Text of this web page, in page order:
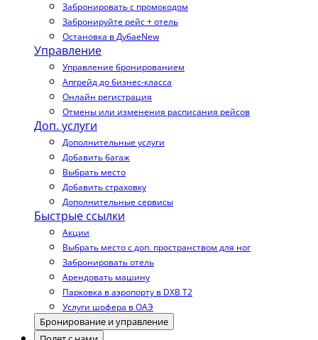
Забронировать с промокодом
Забронируйте рейс + отель
Остановка в ДубаеNew
Управление
Управление бронированием
Апгрейд до бизнес-класса
Онлайн регистрация
Отмены или изменения расписания рейсов
Доп. услуги
Дополнительные услуги
Добавить багаж
Выбрать место
Добавить страховку
Дополнительные сервисы
Быстрые ссылки
Акции
Выбрать место с доп. пространством для ног
Забронировать отель
Арендовать машину
Парковка в аэропорту в DXB T2
Услуги шофера в ОАЭ
Бронирование и управление